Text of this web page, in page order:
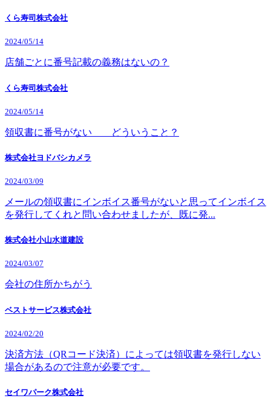
くら寿司株式会社
2024/05/14
店舗ごとに番号記載の義務はないの？
くら寿司株式会社
2024/05/14
領収書に番号がない どういうこと？
株式会社ヨドバシカメラ
2024/03/09
メールの領収書にインボイス番号がないと思ってインボイス
を発行してくれと問い合わせましたが、既に発...
株式会社小山水道建設
2024/03/07
会社の住所かちがう
ベストサービス株式会社
2024/02/20
決済方法（QRコード決済）によっては領収書を発行しない
場合があるので注意が必要です。
セイワパーク株式会社